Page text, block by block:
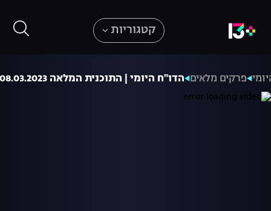
קטגוריות
פרקים מלאים הדו"ח היומי | התוכנית המלאה 08.03.2023